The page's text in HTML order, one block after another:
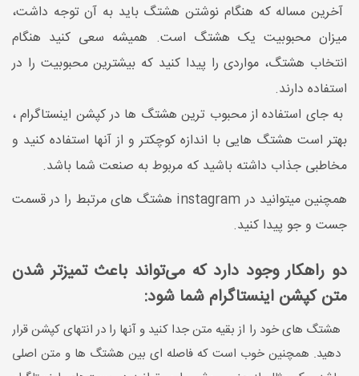
آخرین مساله که هنگام نوشتن هشتگ باید به آن توجه داشت،
میزان محبوبیت یک هشتگ است. همیشه سعی کنید هنگام
انتخاب هشتگ، مواردی را پیدا کنید که بیشترین محبوبیت را در
استفاده دارند.
به جای استفاده از محبوب ترین هشتگ ها در کپشن اینستاگرام ،
بهتر است هشتگ هایی با اندازه کوچکتر و از آنها استفاده کنید و
مخاطبی جذاب داشته باشید که مربوط به صنعت شما باشد.
همچنین میتوانید در instagram هشتگ های مرتبط را در قسمت
جست و جو پیدا کنید.
دو راهکار وجود دارد که می‌تواند باعث تمیزتر شدن
متن کپشن اینستاگرام شما شود:
هشتگ های خود را از بقیه متن جدا کنید و آنها را در انتهای کپشن قرار
دهید. همچنین خوب است که فاصله ای بین هشتگ ها و متن اصلی